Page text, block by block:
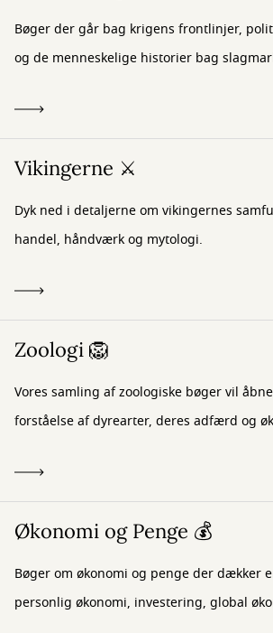
Bøger der går bag krigens frontlinjer,
og de menneskelige historier bag
Vikingerne ⚔️
Dyk ned i detaljerne om vikingernes
handel, håndværk og mytologi.
Zoologi 🦁
Vores samling af zoologiske bøger vil
forståelse af dyrearter, deres adfærd og
Økonomi og Penge 💰
Bøger om økonomi og penge der dækker
personlig økonomi, investering, global